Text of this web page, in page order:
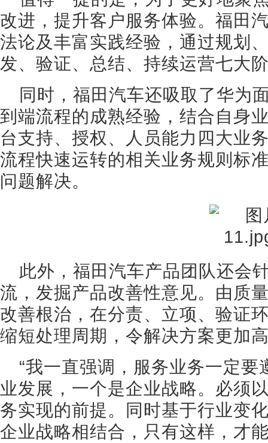
改进，提升客户服务体验。福田
法论及丰富实践经验，通过规划
发、验证、总结、持续运营七大
同时，福田汽车还吸取了华为
到端流程的成熟经验，结合自身
台支持、授权、人员能力四大业
流程快速运转的相关业务规则标
问题解决。
此外，福田汽车产品团队还会
流，发掘产品改善性意见。由质
改善根治，在分责、立项、验证
缩短处理周期，令解决方案更加
“我一直强调，服务业务一定
业发展，一个是企业战略。必须
务实现的前提。同时基于行业变
企业战略相结合，只有这样，才